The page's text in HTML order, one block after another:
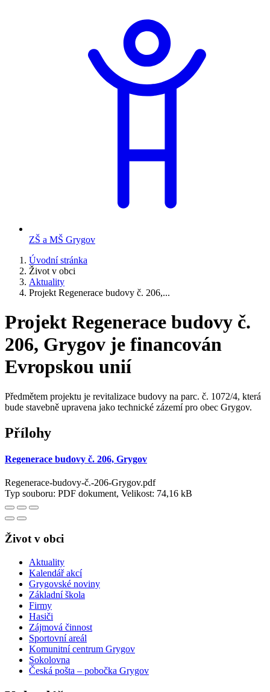
ZŠ a MŠ Grygov
Úvodní stránka
Život v obci
Aktuality
Projekt Regenerace budovy č. 206,...
Projekt Regenerace budovy č.
206, Grygov je financován
Evropskou unií
Předmětem projektu je revitalizace budovy na parc. č. 1072/4, která
bude stavebně upravena jako technické zázemí pro obec Grygov.
Přílohy
Regenerace budovy č. 206, Grygov
Regenerace-budovy-č.-206-Grygov.pdf
Typ souboru: PDF dokument, Velikost: 74,16 kB
Život v obci
Aktuality
Kalendář akcí
Grygovské noviny
Základní škola
Firmy
Hasiči
Zájmová činnost
Sportovní areál
Komunitní centrum Grygov
Sokolovna
Česká pošta – pobočka Grygov